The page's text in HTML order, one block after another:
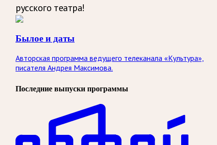
русского театра!
Былое и даты
Авторская программа ведущего телеканала «Культура»,
писателя Андрея Максимова.
Последние выпуски программы